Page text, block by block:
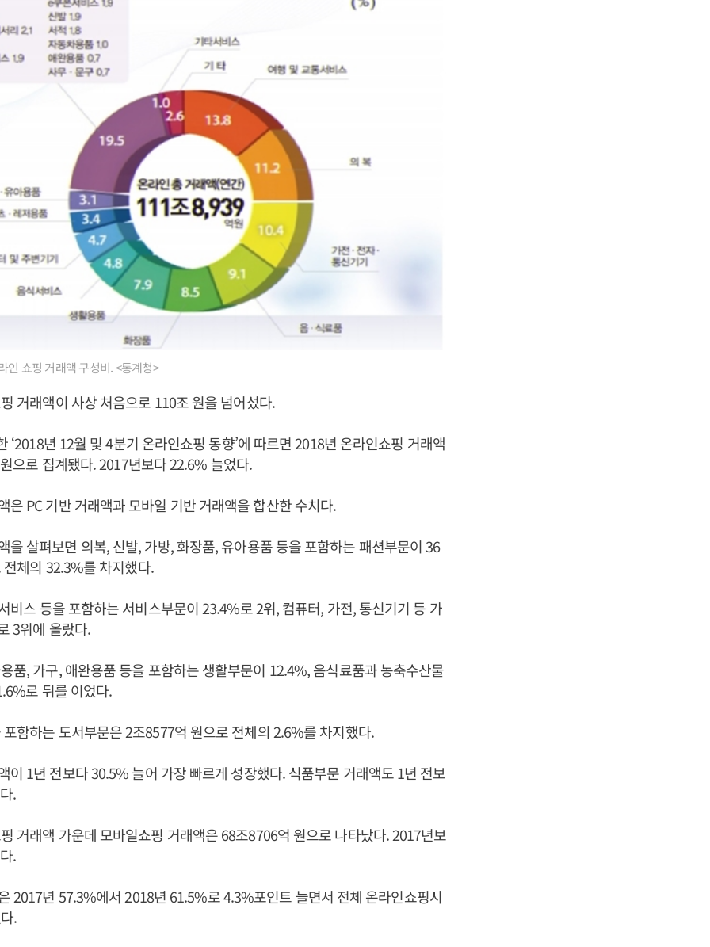
쇼핑 거래액 구성비. <통계청>
거래액이 사상 처음으로 110조 원을 넘어섰다.
‘2018년 12월 및 4분기 온라인쇼핑 동향’에 따르면 2018년 온라인쇼핑 거래액
으로 집계됐다. 2017년보다 22.6% 늘었다.
은 PC 기반 거래액과 모바일 기반 거래액을 합산한 수치다.
을 살펴보면 의복, 신발, 가방, 화장품, 유아용품 등을 포함하는 패션부문이 36
체의 32.3%를 차지했다.
비스 등을 포함하는 서비스부문이 23.4%로 2위, 컴퓨터, 가전, 통신기기 등 가
3위에 올랐다.
품, 가구, 애완용품 등을 포함하는 생활부문이 12.4%, 음식료품과 농축수산물
로 뒤를 이었다.
함하는 도서부문은 2조8577억 원으로 전체의 2.6%를 차지했다.
이 1년 전보다 30.5% 늘어 가장 빠르게 성장했다. 식품부문 거래액도 1년 전보
.
거래액 가운데 모바일쇼핑 거래액은 68조8706억 원으로 나타났다. 2017년보
.
2017년 57.3%에서 2018년 61.5%로 4.3%포인트 늘면서 전체 온라인쇼핑시
.